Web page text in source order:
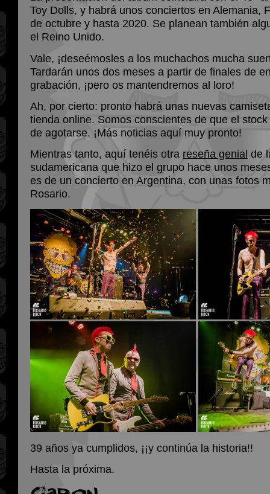
Toy Dolls, y habrá unos conciertos en Alemania,
de octubre y hasta 2020. Se planean también
el Reino Unido.
Vale, ¡deseémosles a los muchachos mucha
Tardarán unos dos meses a partir de finales de
grabación, ¡pero os mantendremos al loro!
Ah, por cierto: pronto habrá unas nuevas
tienda online. Somos conscientes de que el
de agotarse. ¡Más noticias aquí muy pronto!
Mientras tanto, aquí tenéis otra reseña genial de
sudamericana que hizo el grupo hace unos
es de un concierto en Argentina, con unas fotos
Rosario.
39 años ya cumplidos, ¡¡y continúa la historia!!
Hasta la próxima.